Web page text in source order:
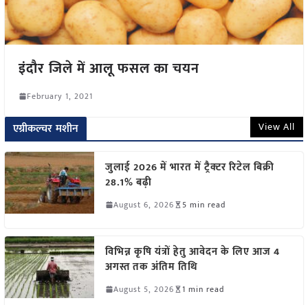
इंदौर जिले में आलू फसल का चयन
February 1, 2021
एग्रीकल्चर मशीन View All
जुलाई 2026 में भारत में ट्रैक्टर रिटेल बिक्री
28.1% बढ़ी
August 6, 2026 5 min read
विभिन्न कृषि यंत्रों हेतु आवेदन के लिए आज 4
अगस्त तक अंतिम तिथि
August 5, 2026 1 min read